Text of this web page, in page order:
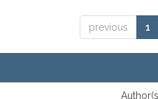
previous 1